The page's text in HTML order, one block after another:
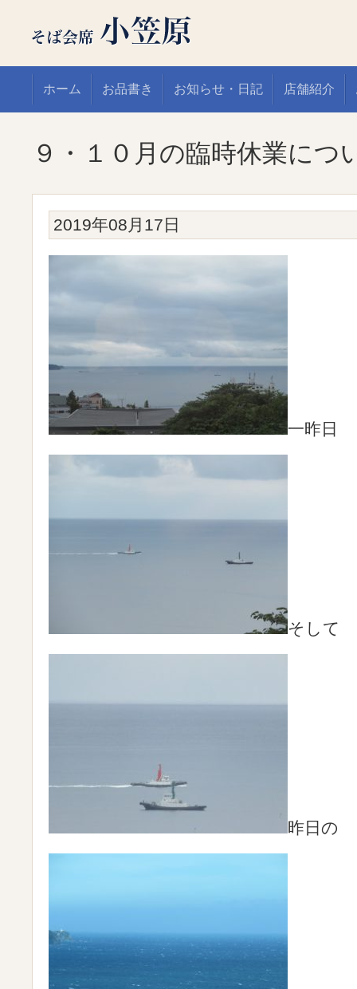
ホーム お品書き お知らせ・日記 店舗紹介
９・１０月の臨時休業につ
2019年08月17日
一昨日
そして
昨日の